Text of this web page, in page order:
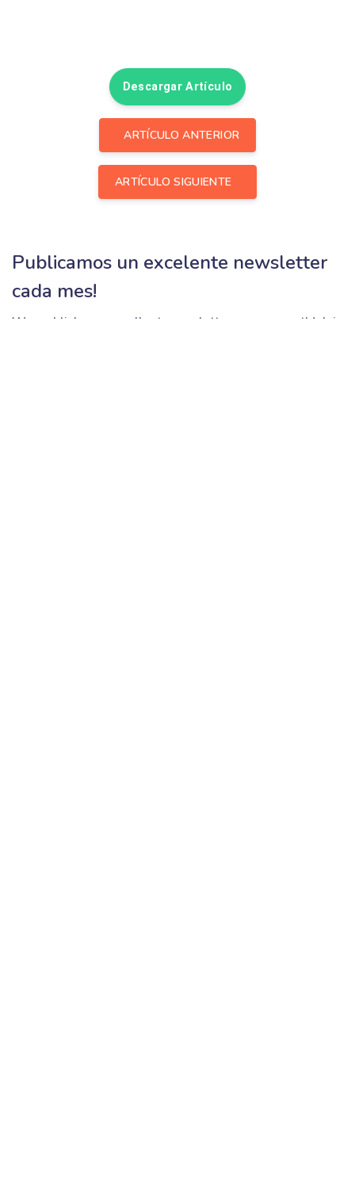
Descargar Artículo
ARTÍCULO ANTERIOR
ARTÍCULO SIGUIENTE
Publicamos un excelente newsletter
cada mes!
We publish an excellent newsletter every month! Join